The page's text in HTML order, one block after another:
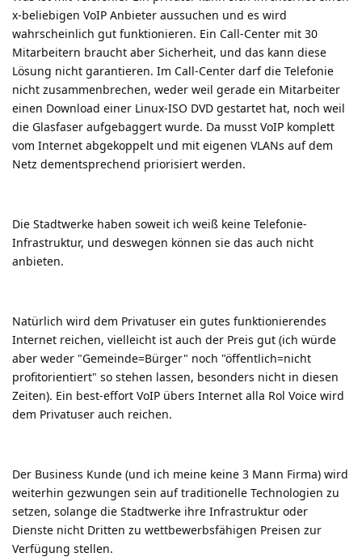
x-beliebigen VoIP Anbieter aussuchen und es wird
wahrscheinlich gut funktionieren. Ein Call-Center mit 30
Mitarbeitern braucht aber Sicherheit, und das kann diese
Lösung nicht garantieren. Im Call-Center darf die Telefonie
nicht zusammenbrechen, weder weil gerade ein Mitarbeiter
einen Download einer Linux-ISO DVD gestartet hat, noch weil
die Glasfaser aufgebaggert wurde. Da musst VoIP komplett
vom Internet abgekoppelt und mit eigenen VLANs auf dem
Netz dementsprechend priorisiert werden.
Die Stadtwerke haben soweit ich weiß keine Telefonie-
Infrastruktur, und deswegen können sie das auch nicht
anbieten.
Natürlich wird dem Privatuser ein gutes funktionierendes
Internet reichen, vielleicht ist auch der Preis gut (ich würde
aber weder "Gemeinde=Bürger" noch "öffentlich=nicht
profitorientiert" so stehen lassen, besonders nicht in diesen
Zeiten). Ein best-effort VoIP übers Internet alla Rol Voice wird
dem Privatuser auch reichen.
Der Business Kunde (und ich meine keine 3 Mann Firma) wird
weiterhin gezwungen sein auf traditionelle Technologien zu
setzen, solange die Stadtwerke ihre Infrastruktur oder
Dienste nicht Dritten zu wettbewerbsfähigen Preisen zur
Verfügung stellen.